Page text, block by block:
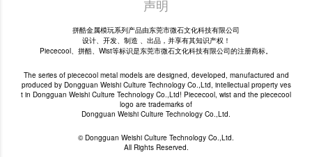
声明
拼酷金属模玩系列产品由东莞市微石文化科技有限公司
设计、开发、制造 、出品，并享有其知识产权！
Piececool、拼酷、Wist等标识是东莞市微石文化科技有限公司的注册商标。
The series of piececool metal models are designed, developed, manufactured and
produced by Dongguan Weishi Culture Technology Co.,Ltd, intellectual property ves
t in Dongguan Weishi Culture Technology Co.,Ltd! Piececool, wist and the piececool
logo are trademarks of
Dongguan Weishi Culture Technology Co.,Ltd.
© Dongguan Weishi Culture Technology Co.,Ltd.
All Rights Reserved.